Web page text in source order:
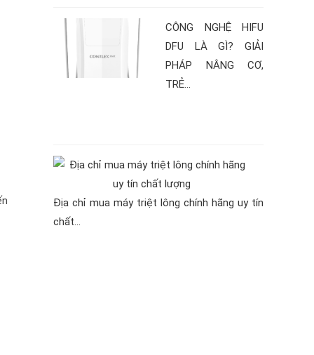
CÔNG NGHỆ HIFU
DFU LÀ GÌ? GIẢI
PHÁP NÂNG CƠ,
TRẺ...
Địa chỉ mua máy triệt lông chính hãng uy tín
chất...